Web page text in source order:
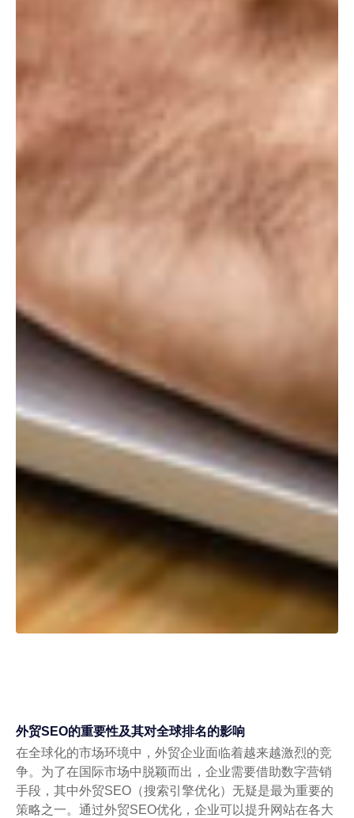
外贸SEO的重要性及其对全球排名的影响
在全球化的市场环境中，外贸企业面临着越来越激烈的竞
争。为了在国际市场中脱颖而出，企业需要借助数字营销
手段，其中外贸SEO（搜索引擎优化）无疑是最为重要的
策略之一。通过外贸SEO优化，企业可以提升网站在各大